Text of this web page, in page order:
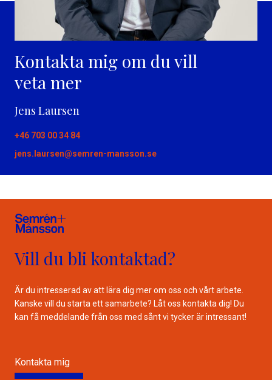
Kontakta mig om du vill
veta mer
Jens Laursen
+46 703 00 34 84
jens.laursen@semren-mansson.se
Vill du bli kontaktad?
Är du intresserad av att lära dig mer om oss och vårt arbete.
Kanske vill du starta ett samarbete? Låt oss kontakta dig! Du
kan få meddelande från oss med sånt vi tycker är intressant!
Kontakta mig